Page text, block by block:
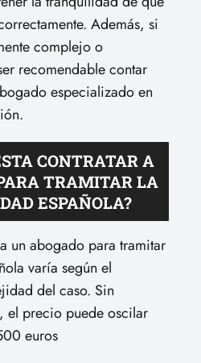
Además, si
complejo o
recomendable contar
especializado en
CONTRATAR A
TRAMITAR LA
ESPAÑOLA?
un abogado para tramitar
varía según el
del caso. Sin
el precio puede oscilar
euros